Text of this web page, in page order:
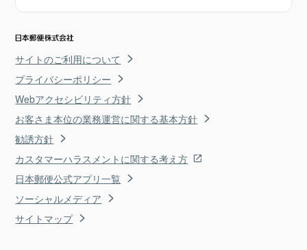
サイトのご利用について
プライバシーポリシー
Webアクセシビリティ方針
お客さま本位の業務運営に関する基本方針
勧誘方針
カスタマーハラスメントに関する考え方
日本郵便公式アプリ一覧
ソーシャルメディア
サイトマップ